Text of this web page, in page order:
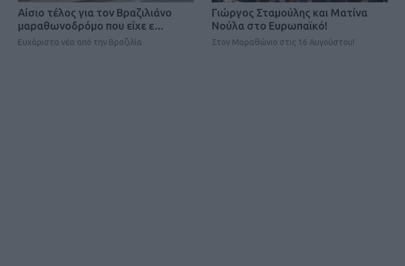
Αίσιο τέλος για τον Βραζιλιάνο
μαραθωνοδρόμο που είχε ε…
Ευχάριστα νέα από την Βραζιλία
Γιώργος Σταμούλης και Ματίνα
Νούλα στο Ευρωπαϊκό!
Στον Μαραθώνιο στις 16 Αυγούστου!